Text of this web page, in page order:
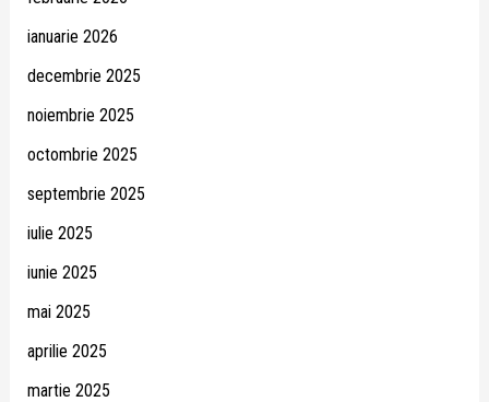
ianuarie 2026
decembrie 2025
noiembrie 2025
octombrie 2025
septembrie 2025
iulie 2025
iunie 2025
mai 2025
aprilie 2025
martie 2025